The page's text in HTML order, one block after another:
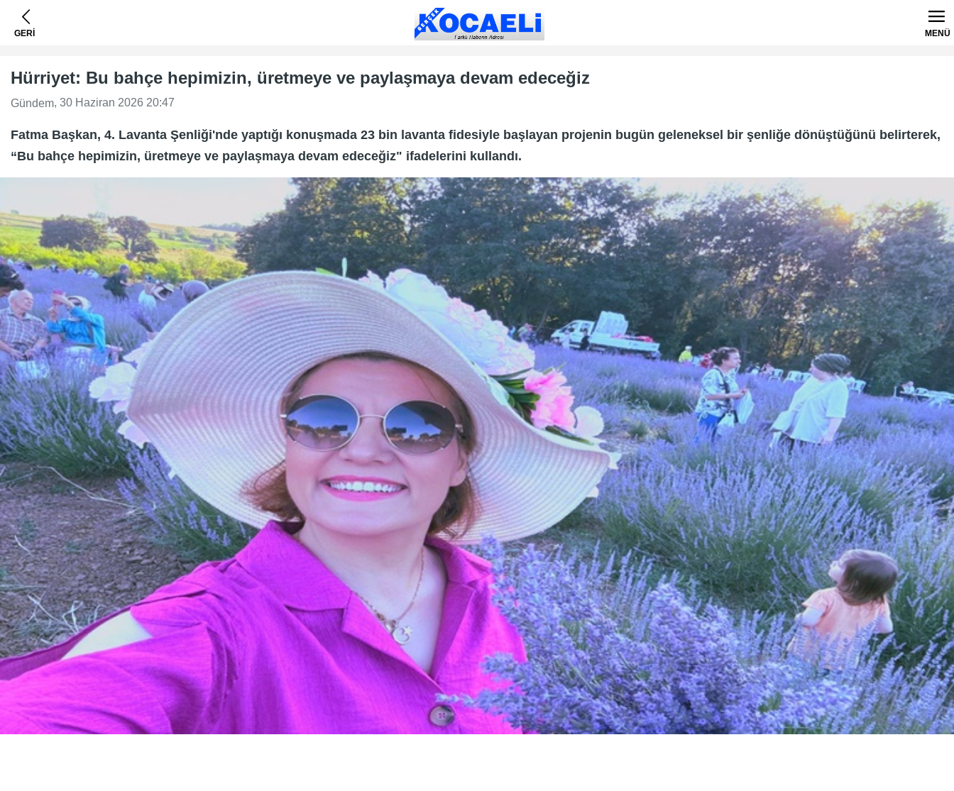
GERİ MENÜ
Hürriyet: Bu bahçe hepimizin, üretmeye ve paylaşmaya devam edeceğiz
Gündem, 30 Haziran 2026 20:47
Fatma Başkan, 4. Lavanta Şenliği'nde yaptığı konuşmada 23 bin lavanta fidesiyle başlayan projenin bugün geleneksel bir şenliğe dönüştüğünü belirterek,
“Bu bahçe hepimizin, üretmeye ve paylaşmaya devam edeceğiz" ifadelerini kullandı.